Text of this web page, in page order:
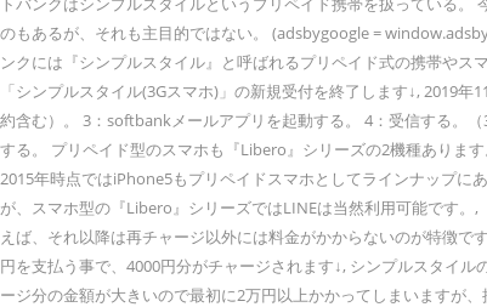
のもあるが、それも主目的ではない。 (adsbygoogle =
ンクには『シンプルスタイル』と呼ばれるプリペイド式の携帯やス
「シンプルスタイル(3Gスマホ)」の新規受付を終了します↓, 2019
約含む）。 3：softbankメールアプリを起動する。 4：受信する。
する。 プリペイド型のスマホも『Libero』シリーズの2機種ありま
2015年時点ではiPhone5もプリペイドスマホとしてラインナップに
が、スマホ型の『Libero』シリーズではLINEは当然利用可能です
えば、それ以降は再チャージ以外には料金がかからないのが特徴
円を支払う事で、4000円分がチャージされます↓, シンプルスタイ
ージ分の金額が大きいので最初に2万円以上かかってしまいますが